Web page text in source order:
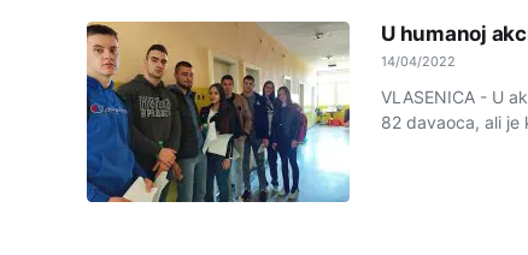
U humanoj
14/04/2022
VLASENICA - U
82 davaoca, ali je